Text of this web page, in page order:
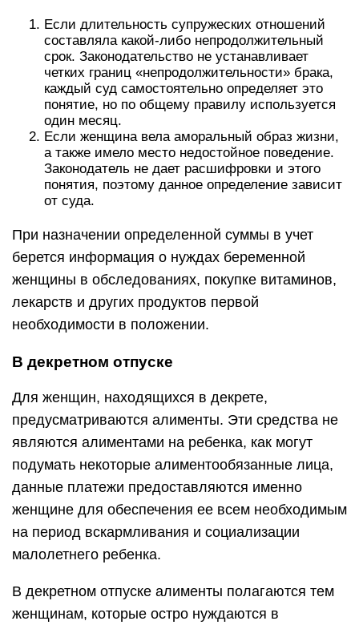
Если длительность супружеских отношений
составляла какой-либо непродолжительный
срок. Законодательство не устанавливает
четких границ «непродолжительности» брака,
каждый суд самостоятельно определяет это
понятие, но по общему правилу используется
один месяц.
Если женщина вела аморальный образ жизни,
а также имело место недостойное поведение.
Законодатель не дает расшифровки и этого
понятия, поэтому данное определение зависит
от суда.
При назначении определенной суммы в учет
берется информация о нуждах беременной
женщины в обследованиях, покупке витаминов,
лекарств и других продуктов первой
необходимости в положении.
В декретном отпуске
Для женщин, находящихся в декрете,
предусматриваются алименты. Эти средства не
являются алиментами на ребенка, как могут
подумать некоторые алиментообязанные лица,
данные платежи предоставляются именно
женщине для обеспечения ее всем необходимым
на период вскармливания и социализации
малолетнего ребенка.
В декретном отпуске алименты полагаются тем
женщинам, которые остро нуждаются в